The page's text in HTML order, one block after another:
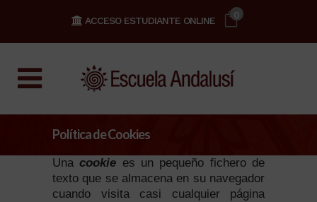
0
ACCESO ESTUDIANTE ONLINE
Política de Cookies
Unacookie es un pequeño fichero de
texto que se almacena en su navegador
cuando visita casi cualquier página